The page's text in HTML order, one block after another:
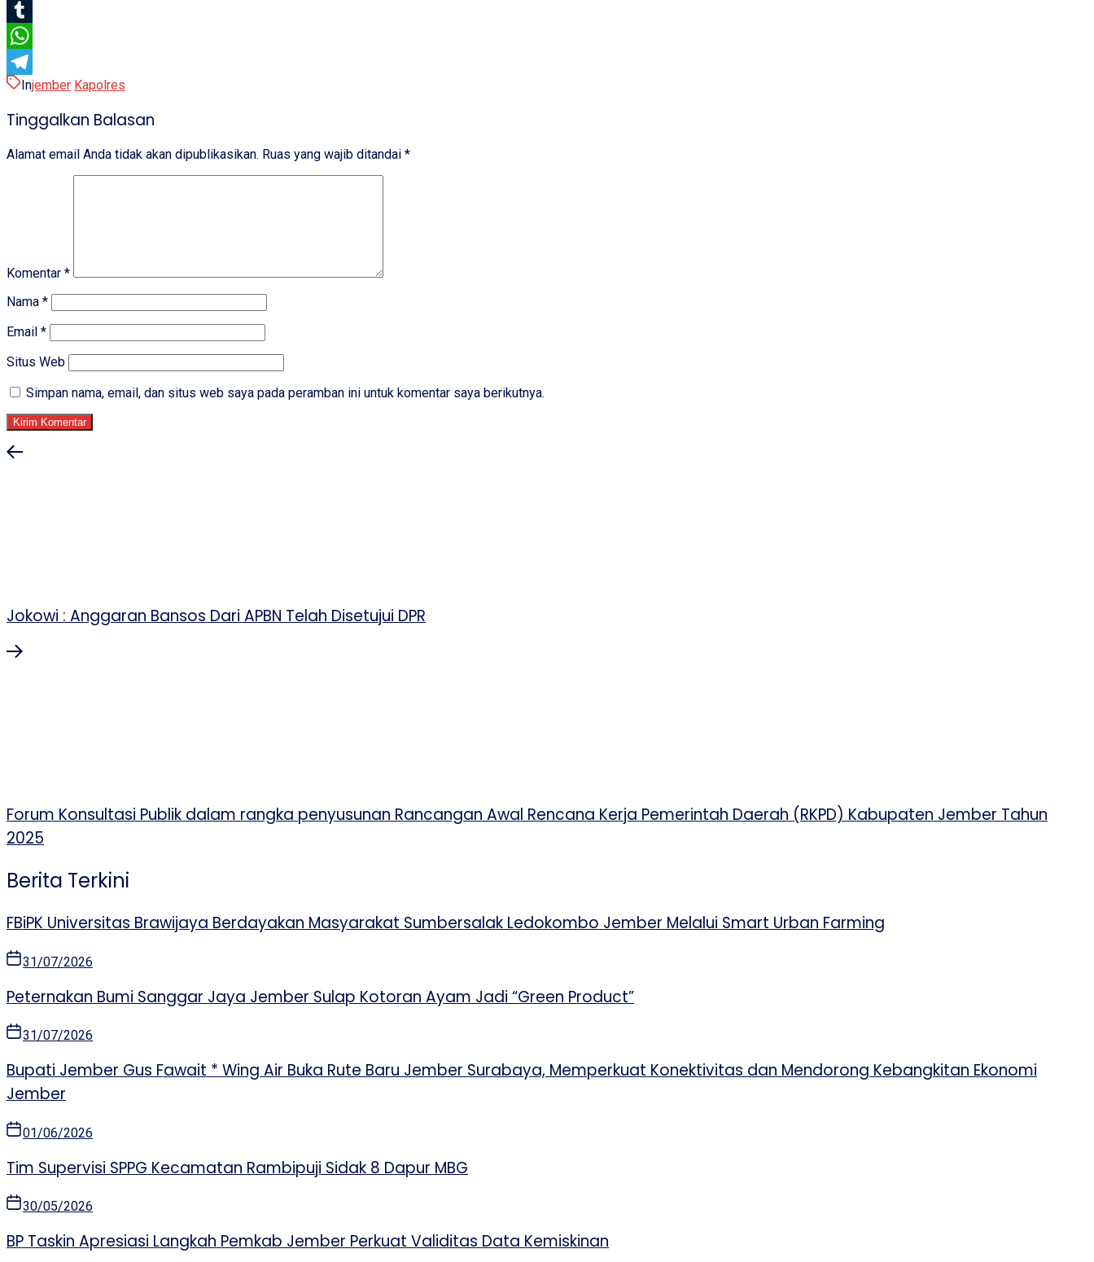
LinkedIn
Tumblr
WhatsApp
Telegram
Injember Kapolres
Tinggalkan Balasan
Alamat email Anda tidak akan dipublikasikan. Ruas yang wajib ditandai *
Komentar *
Nama *
Email *
Situs Web
Simpan nama, email, dan situs web saya pada peramban ini untuk komentar saya berikutnya.
Jokowi : Anggaran Bansos Dari APBN Telah Disetujui DPR
Forum Konsultasi Publik dalam rangka penyusunan Rancangan Awal Rencana Kerja Pemerintah Daerah (RKPD) Kabupaten Jember Tahun
2025
Berita Terkini
FBiPK Universitas Brawijaya Berdayakan Masyarakat Sumbersalak Ledokombo Jember Melalui Smart Urban Farming
31/07/2026
Peternakan Bumi Sanggar Jaya Jember Sulap Kotoran Ayam Jadi “Green Product”
31/07/2026
Bupati Jember Gus Fawait * Wing Air Buka Rute Baru Jember Surabaya, Memperkuat Konektivitas dan Mendorong Kebangkitan Ekonomi
Jember
01/06/2026
Tim Supervisi SPPG Kecamatan Rambipuji Sidak 8 Dapur MBG
30/05/2026
BP Taskin Apresiasi Langkah Pemkab Jember Perkuat Validitas Data Kemiskinan